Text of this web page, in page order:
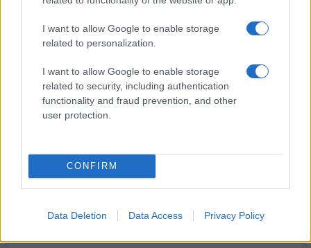
I want to allow Google to enable storage
related to personalization.
I want to allow Google to enable storage
related to security, including authentication
functionality and fraud prevention, and other
user protection.
CONFIRM
Data Deletion Data Access Privacy Policy
I nostri cari
Giovannimaria Cabras